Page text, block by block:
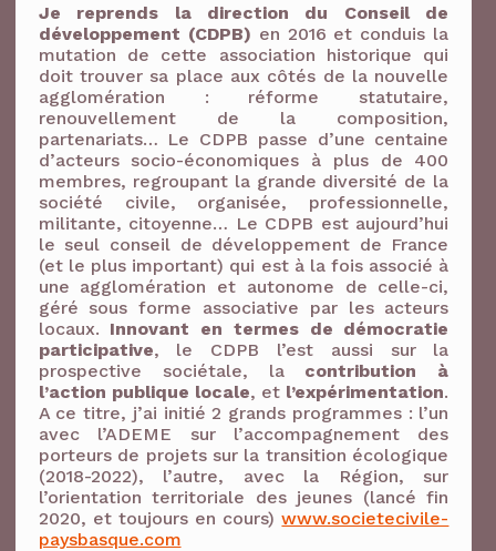
Je reprends la direction du Conseil de
développement (CDPB) en 2016 et conduis la
mutation de cette association historique qui
doit trouver sa place aux côtés de la nouvelle
agglomération : réforme statutaire,
renouvellement de la composition,
partenariats… Le CDPB passe d’une centaine
d’acteurs socio-économiques à plus de 400
membres, regroupant la grande diversité de la
société civile, organisée, professionnelle,
militante, citoyenne… Le CDPB est aujourd’hui
le seul conseil de développement de France
(et le plus important) qui est à la fois associé à
une agglomération et autonome de celle-ci,
géré sous forme associative par les acteurs
locaux. Innovant en termes de démocratie
participative, le CDPB l’est aussi sur la
prospective sociétale, la contribution à
l’action publique locale, et l’expérimentation.
A ce titre, j’ai initié 2 grands programmes : l’un
avec l’ADEME sur l’accompagnement des
porteurs de projets sur la transition écologique
(2018-2022), l’autre, avec la Région, sur
l’orientation territoriale des jeunes (lancé fin
2020, et toujours en cours)www.societecivile-
paysbasque.com